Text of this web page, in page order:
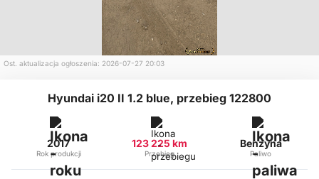
Ost. aktualizacja ogłoszenia: 2026-07-27 20:03
Hyundai i20 II 1.2 blue, przebieg 122800
2017
Rok produkcji
123 225 km
Przebieg
Benzyna
Paliwo